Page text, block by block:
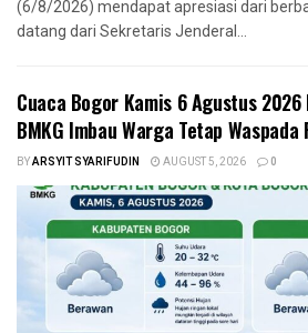
(6/8/2026) mendapat apresiasi dari
datang dari Sekretaris Jenderal...
Cuaca Bogor Kamis 6 Agustus
BMKG Imbau Warga Tetap
BYARSYIT SYARIFUDIN AUGUST 5, 2026 0